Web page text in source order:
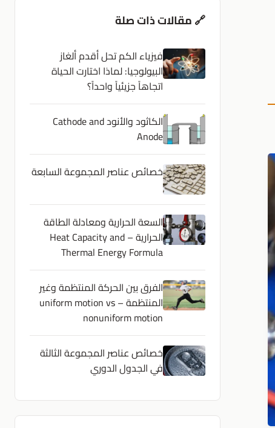
🔗 مقالات ذات صلة
فيزياء الكم تحل أقدم ألغاز
البيولوجيا: لماذا اختارت الحياة
اتجاهاً جزيئياً واحداً؟
الكاثود والأنود Cathode and
Anode
خصائص عناصر المجموعة السابعة
السعة الحرارية ومعادلة الطاقة
الحرارية – Heat Capacity and
Thermal Energy Formula
الفرق بين الحركة المنتظمة وغير
المنتظمة – uniform motion vs
nonuniform motion
خصائص عناصر المجموعة الثالثة
في الجدول الدوري